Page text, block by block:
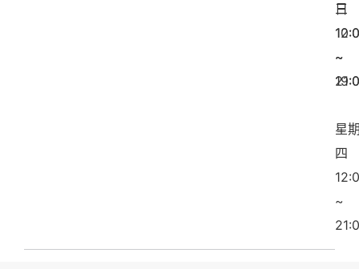
三
~
星
四
~
日
~